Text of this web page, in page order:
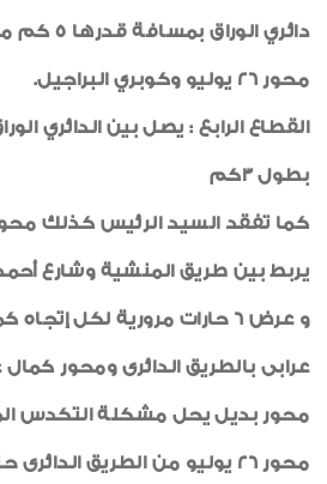
دائري
محور 26 يوليو وكوبري البراجيل.
القطاع الرابع : يصل بين الدائري
بطول 3كم
كما تفقد السيد الرئيس كذلك
يربط بين طريق المنشية وشارع
و عرض 6 حارات مرورية لكل
عرابى بالطريق الدائرى ومحور
محور بديل يحل مشكلة التكدس
محور 26 يوليو من الطريق